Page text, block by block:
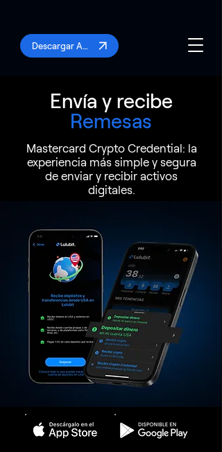
Descargar App
Envía y recibe
Remesas
Mastercard Crypto Credential: la
experiencia más simple y segura
de enviar y recibir activos
digitales.